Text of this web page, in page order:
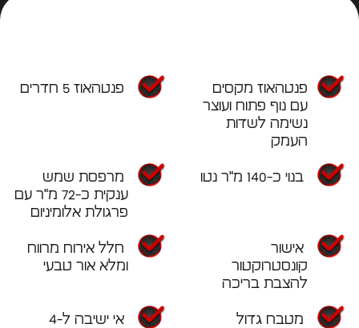
פנטהאוז מקסים
עם נוף פתוח ועוצר
נשימה לשדות
העמק
פנטהאוז 5 חדרים
בנוי כ-140 מ"ר נטו
מרפסת שמש
ענקית כ-72 מ"ר עם
פרגולת אלומיניום
אישור
קונסטרוקטור
להצבת בריכה
חלל אירוח מרווח
ומלא אור טבעי
מטבח גדול
אי ישיבה ל-4